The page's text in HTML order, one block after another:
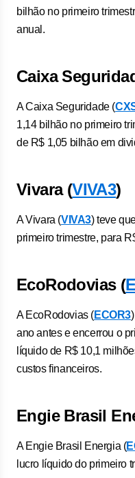
bilhão no primeiro
anual.
Caixa
A Caixa Seguridade (
1,14 bilhão no primeiro
de R$ 1,05 bilhão em
Vivara (VIVA3)
A Vivara (VIVA3) teve
primeiro trimestre, para
EcoRodovias (
A EcoRodovias (ECOR3
ano antes e encerrou o
líquido de R$ 10,1
custos financeiros.
Engie Brasil
A Engie Brasil Energia (
lucro líquido do primeiro